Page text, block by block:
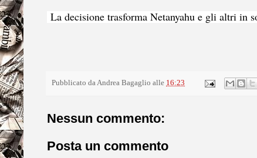
La decisione trasforma Netanyahu e gli altri in
Pubblicato daAndrea Bagaglio alle 16:23
Nessun commento:
Posta un commento